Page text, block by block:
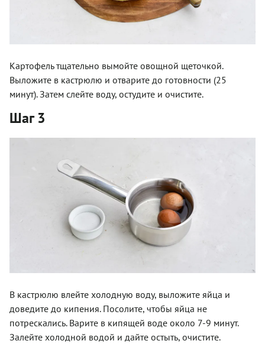
Картофель тщательно вымойте овощной щеточкой.
Выложите в кастрюлю и отварите до готовности (25
минут). Затем слейте воду, остудите и очистите.
Шаг 3
В кастрюлю влейте холодную воду, выложите яйца и
доведите до кипения. Посолите, чтобы яйца не
потрескались. Варите в кипящей воде около 7-9 минут.
Залейте холодной водой и дайте остыть, очистите.